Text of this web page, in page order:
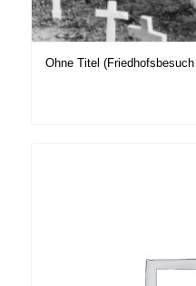
Ohne Titel